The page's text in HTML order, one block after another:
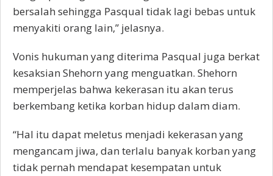
bersalah sehingga Pasqual tidak lagi bebas untuk
menyakiti orang lain,” jelasnya.
Vonis hukuman yang diterima Pasqual juga berkat
kesaksian Shehorn yang menguatkan. Shehorn
memperjelas bahwa kekerasan itu akan terus
berkembang ketika korban hidup dalam diam.
“Hal itu dapat meletus menjadi kekerasan yang
mengancam jiwa, dan terlalu banyak korban yang
tidak pernah mendapat kesempatan untuk